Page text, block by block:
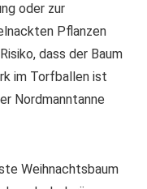
oder zur
Pflanzen
dass der Baum
im Torfballen ist
Nordmanntanne
Weihnachtsbaum